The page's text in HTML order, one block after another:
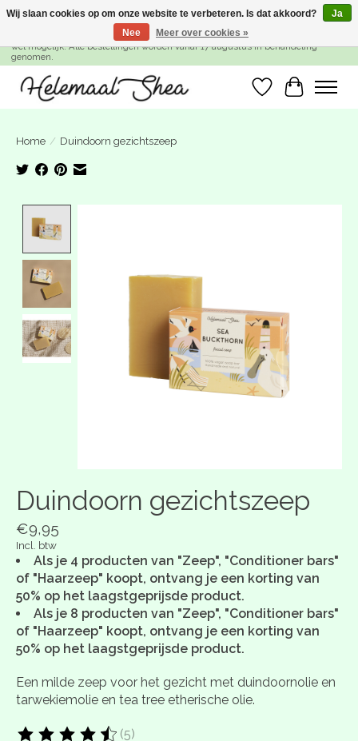
SUMMER BREAK! Wij zijn gesloten van 27 juli t/m 16 augustus. Bestellen is nog
wel mogelijk. Alle bestellingen worden vanaf 17 augustus in behandeling
genomen.
Verlanglijst
Home / Duindoorn gezichtszeep
Duindoorn gezichtszeep
€9,95
Incl. btw
Als je 4 producten van "Zeep", "Conditioner bars"
of "Haarzeep" koopt, ontvang je een korting van
50% op het laagstgeprijsde product.
Als je 8 producten van "Zeep", "Conditioner bars"
of "Haarzeep" koopt, ontvang je een korting van
50% op het laagstgeprijsde product.
Een milde zeep voor het gezicht met duindoornolie en
tarwekiemolie en tea tree etherische olie.
(5)
Wij slaan cookies op om onze website te verbeteren. Is dat akkoord?
Ja
Nee
Meer over cookies »